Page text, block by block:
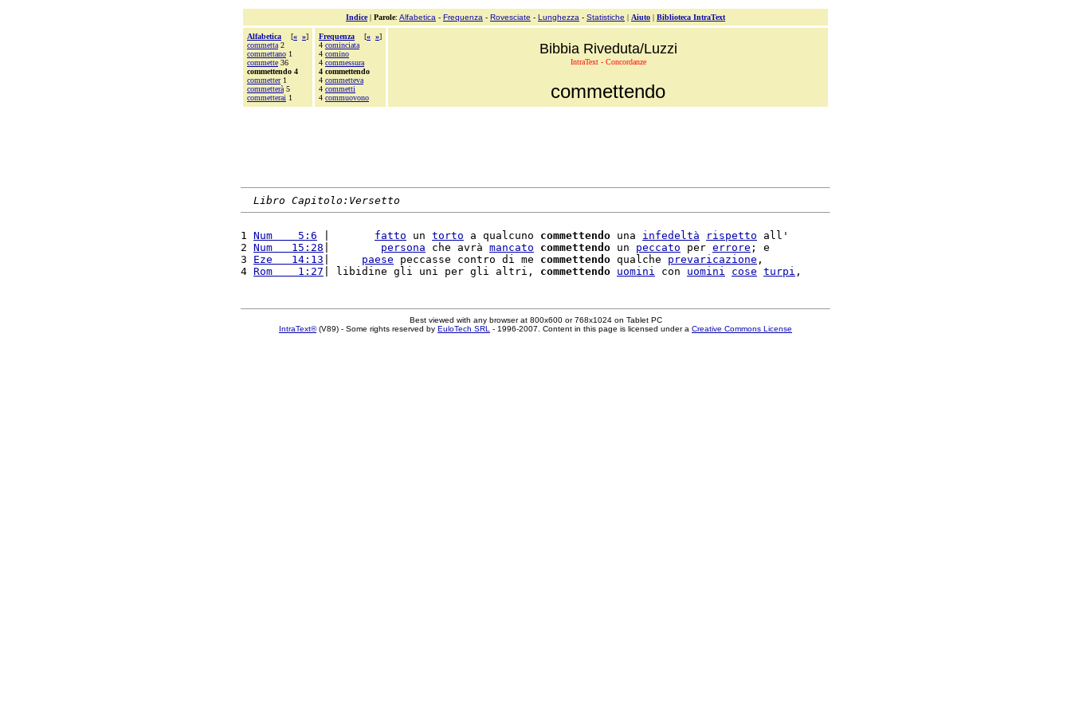
Indice| Parole: Alfabetica - Frequenza - Rovesciate - Lunghezza - Statistiche | Aiuto | Biblioteca IntraText
Alfabetica [« »]
commetta 2
commettano 1
commette 36
commettendo 4
commetter1
commetterà 5
commetterai 1
Frequenza [« »]
4 cominciata
4 comino
4 commessura
4 commettendo
4 commetteva
4 commetti
4 commuovono
Bibbia Riveduta/Luzzi
IntraText - Concordanze
commettendo
Libro Capitolo:Versetto
1 Num    5:6 fatto un torto a qualcuno commettendo una infedeltà rispetto all'
2 Num   15:28 persona che avrà mancato commettendo un peccato per errore ; e
3 Eze   14:13 paese peccasse contro di me commettendo qualche prevaricazione ,
4 Rom    1:27 | libidine gli uni per gli altri, commettendo uomini con uomini cose turpi
Best viewed with any browser at 800x600 or 768x1024 on Tablet PC
IntraText®(V89) - Some rights reserved by EuloTech SRL - 1996-2007. Content in this page is licensed under a Creative Commons License